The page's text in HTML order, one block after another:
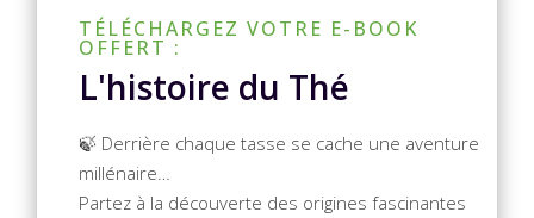
TÉLÉCHARGEZ VOTRE E-BOOK
OFFERT :
L'histoire du Thé
🍃 Derrière chaque tasse se cache une aventure
millénaire…
Partez à la découverte des origines fascinantes